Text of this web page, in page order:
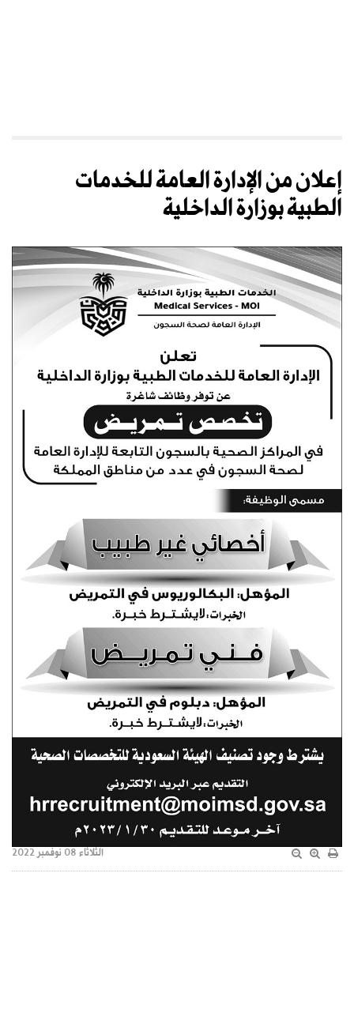
إعلان من الإدارة العامة للخدمات
الطبية بوزارة الداخلية
الثلاثاء 08 نوفمبر 2022